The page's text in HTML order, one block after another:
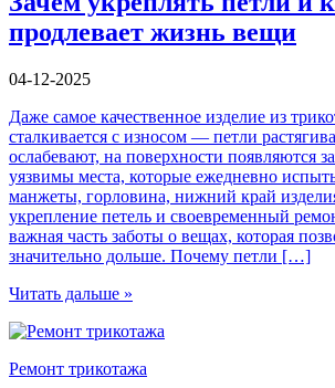
продлевает жизнь вещи
04-12-2025
Даже самое качественное изделие из
сталкивается с износом — петли
ослабевают, на поверхности появляются
уязвимы места, которые ежедневно
манжеты, горловина, нижний край
укрепление петель и своевременный
важная часть заботы о вещах, которая
значительно дольше. Почему петли […]
Читать дальше »
Ремонт трикотажа